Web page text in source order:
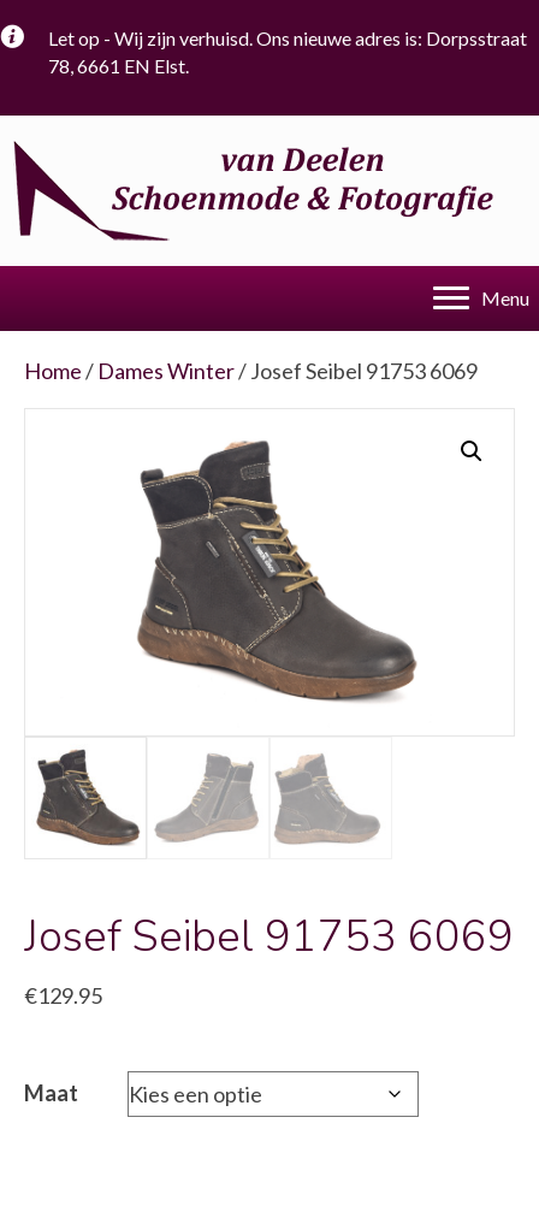
Let op - Wij zijn verhuisd. Ons nieuwe adres is: Dorpsstraat
78, 6661 EN Elst.
Menu
Home/ Dames Winter/ Josef Seibel 91753 6069
Josef Seibel 91753 6069
€129.95
Maat